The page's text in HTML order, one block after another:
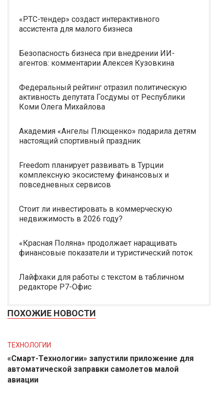
«РТС-тендер» создаст интерактивного
ассистента для малого бизнеса
Безопасность бизнеса при внедрении ИИ-
агентов: комментарии Алексея Кузовкина
Федеральный рейтинг отразил политическую
активность депутата Госдумы от Республики
Коми Олега Михайлова
Академия «Ангелы Плющенко» подарила детям
настоящий спортивный праздник
Freedom планирует развивать в Турции
комплексную экосистему финансовых и
повседневных сервисов
Стоит ли инвестировать в коммерческую
недвижимость в 2026 году?
«Красная Поляна» продолжает наращивать
финансовые показатели и туристический поток
Лайфхаки для работы с текстом в табличном
редакторе Р7-Офис
ПОХОЖИЕ НОВОСТИ
ТЕХНОЛОГИИ
«Смарт-Технологии» запустили приложение для
автоматической заправки самолетов малой
авиации